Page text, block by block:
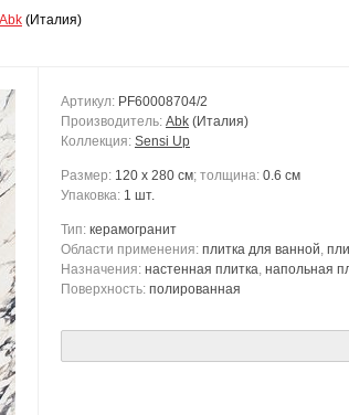
Abk (Италия)
Артикул: PF60008704/2
Производитель: Abk (Италия)
Коллекция: Sensi Up
Размер: 120 x 280 см; толщина: 0.6 см
Упаковка: 1 шт.
Тип: керамогранит
Области применения: плитка для ванной,
Назначения: настенная плитка, напольная
Поверхность: полированная